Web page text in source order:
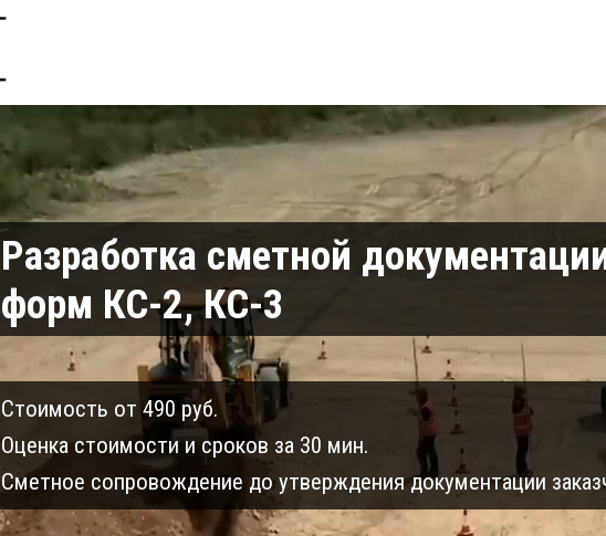
Cтоимость от 490 руб.
Оценка стоимости и сроков за 30 мин.
Сметное сопровождение до утверждения документации
Разработка сметной
форм КС-2, КС-3